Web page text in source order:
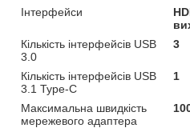
Інтерфейси
Кількість інтерфейсів USB
3.0
3
Кількість інтерфейсів USB
3.1 Type-C
1
Максимальна швидкість
мережевого адаптера